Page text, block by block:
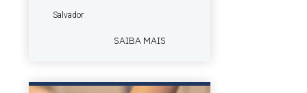
Salvador
SAIBA MAIS